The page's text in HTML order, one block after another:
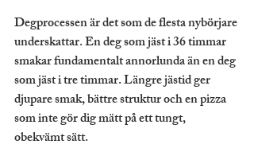
Degprocessen är det som de flesta nybörjare
underskattar. En deg som jäst i 36 timmar
smakar fundamentalt annorlunda än en deg
som jäst i tre timmar. Längre jästid ger
djupare smak, bättre struktur och en pizza
som inte gör dig mätt på ett tungt,
obekvämt sätt.